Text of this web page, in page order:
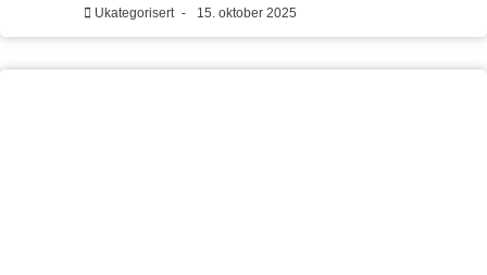
Ukategorisert - 15. oktober 2025